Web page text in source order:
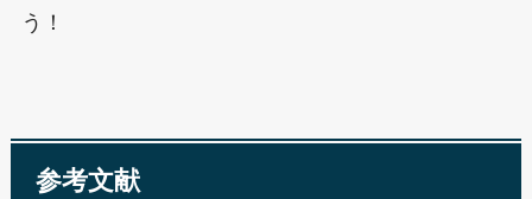
う！
参考文献